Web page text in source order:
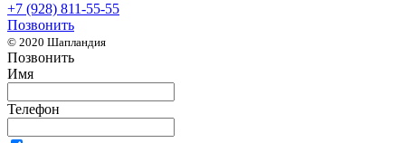
+7 (928) 811-55-55
Позвонить
© 2020 Шапландия
Позвонить
Имя
Телефон